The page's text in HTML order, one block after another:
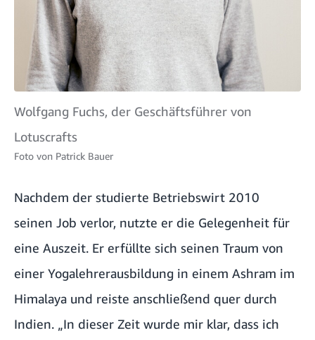
Wolfgang Fuchs, der Geschäftsführer von
Lotuscrafts
Foto von Patrick Bauer
Nachdem der studierte Betriebswirt 2010
seinen Job verlor, nutzte er die Gelegenheit für
eine Auszeit. Er erfüllte sich seinen Traum von
einer Yogalehrerausbildung in einem Ashram im
Himalaya und reiste anschließend quer durch
Indien. „In dieser Zeit wurde mir klar, dass ich